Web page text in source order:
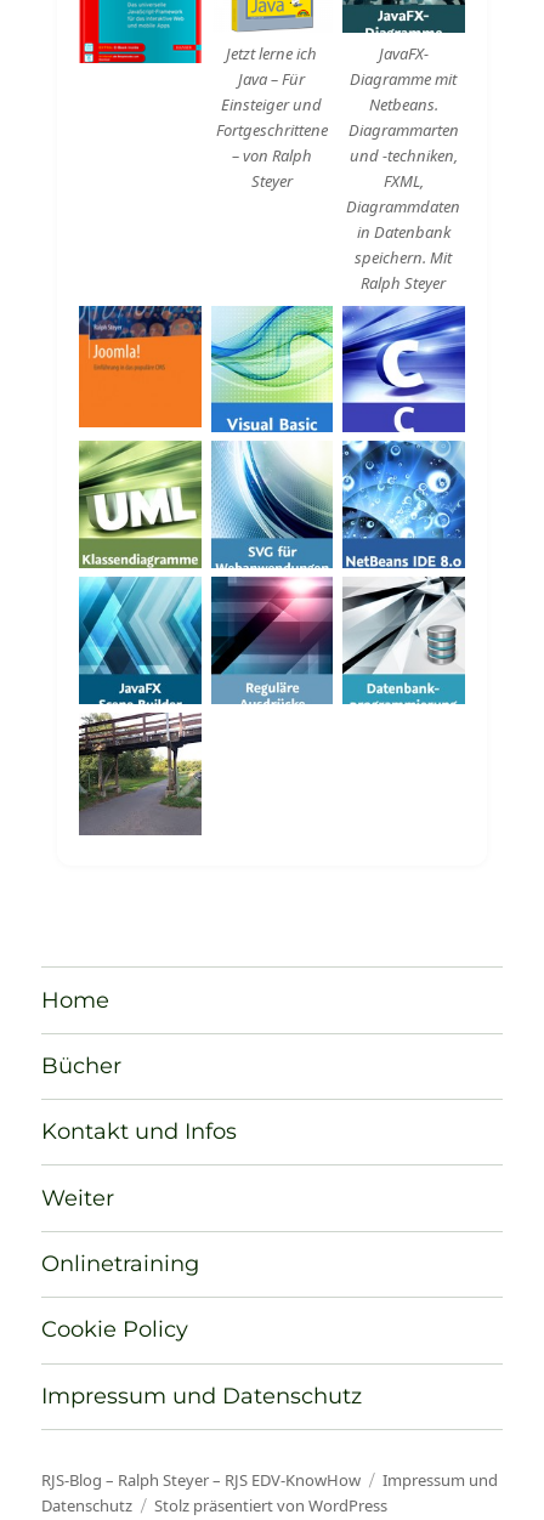
Jetzt lerne ich
Java – Für
Einsteiger und
Fortgeschrittene
– von Ralph
Steyer
JavaFX-
Diagramme mit
Netbeans.
Diagrammarten
und -techniken,
FXML,
Diagrammdaten
in Datenbank
speichern. Mit
Ralph Steyer
Home
Bücher
Kontakt und Infos
Weiter
Onlinetraining
Cookie Policy
Impressum und Datenschutz
RJS-Blog – Ralph Steyer – RJS EDV-KnowHow
Impressum und
Datenschutz
Stolz präsentiert von WordPress